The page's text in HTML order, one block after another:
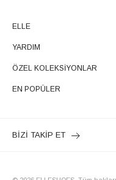
ELLE
YARDIM
ÖZEL KOLEKSİYONLAR
EN POPÜLER
BİZİ TAKİP ET